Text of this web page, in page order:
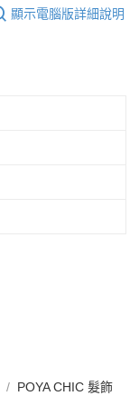
顯示電腦版詳細說明
POYA CHIC 髮飾